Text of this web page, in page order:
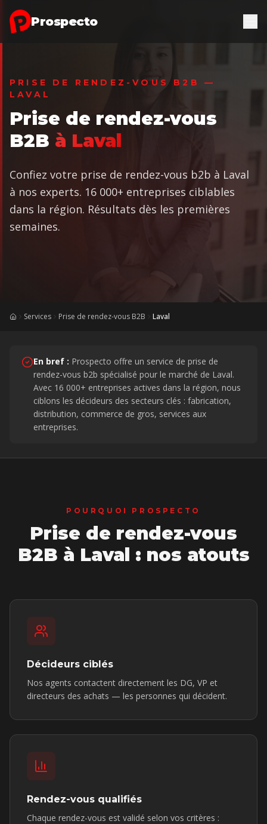
Aller au contenu principal
Prospecto
PRISE DE RENDEZ-VOUS B2B —
LAVAL
Prise de rendez-vous
B2B à Laval
Confiez votre prise de rendez-vous b2b à Laval
à nos experts. 16 000+ entreprises ciblables
dans la région. Résultats dès les premières
semaines.
AccueilServices Prise de rendez-vous B2B Laval
En bref : Prospecto offre un service de prise de
rendez-vous b2b spécialisé pour le marché de Laval.
Avec 16 000+ entreprises actives dans la région, nous
ciblons les décideurs des secteurs clés : fabrication,
distribution, commerce de gros, services aux
entreprises.
POURQUOI PROSPECTO
Prise de rendez-vous
B2B à Laval : nos atouts
Décideurs ciblés
Nos agents contactent directement les DG, VP et
directeurs des achats — les personnes qui décident.
Rendez-vous qualifiés
Chaque rendez-vous est validé selon vos critères :